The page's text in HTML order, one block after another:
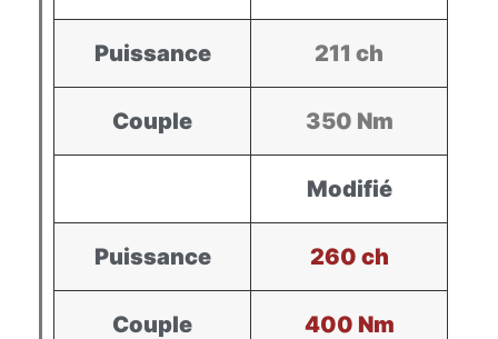
Puissance 211 ch
Couple 350 Nm
Modifié
Puissance 260 ch
Couple 400 Nm